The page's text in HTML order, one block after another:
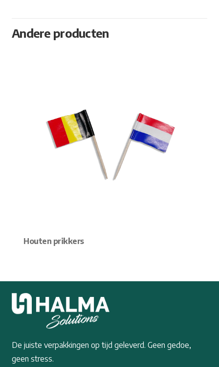
Andere producten
Houten prikkers
De juiste verpakkingen op tijd geleverd. Geen gedoe,
geen stress.